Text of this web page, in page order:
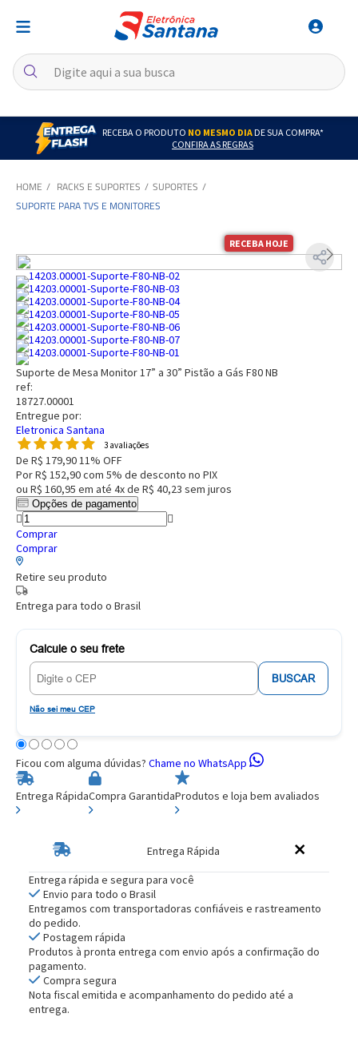
RECEBA O PRODUTO NO MESMO DIADE SUA COMPRA*
CONFIRA AS REGRAS
RACKS E SUPORTES
SUPORTES
SUPORTE PARA TVS E MONITORES
RECEBA HOJE
Suporte de Mesa Monitor 17” a 30” Pistão a Gás F80 NB
ref:
18727.00001
Entregue por:
Eletronica Santana
3 avaliações
De R$ 179,9011% OFF
PorR$ 152,90com 5% de desconto no PIX
ou R$ 160,95 em até 4x de R$ 40,23 sem juros
Opções de pagamento
Comprar
Comprar
Retire seu produto
Entrega para todo o Brasil
Calcule o seu frete
BUSCAR
Não sei meu CEP
Ficou com alguma dúvidas? Chame no WhatsApp
Entrega RápidaCompra GarantidaProdutos e loja bem avaliados
Entrega Rápida
Entrega rápida e segura para você
Envio para todo o Brasil
Entregamos com transportadoras confiáveis e rastreamento
do pedido.
Postagem rápida
Produtos à pronta entrega com envio após a confirmação do
pagamento.
Compra segura
Nota fiscal emitida e acompanhamento do pedido até a
entrega.